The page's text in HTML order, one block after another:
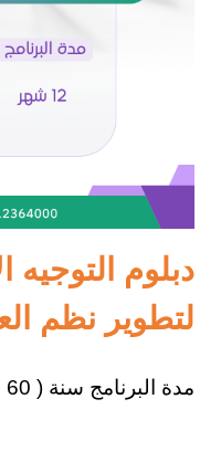
دبلوم التوجيه
لتطوير نظم
مدة البرنامج سنة ( 60 ساعة تدريبية )